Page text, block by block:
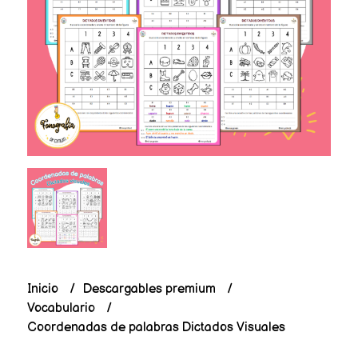
Inicio
Descargables premium
Vocabulario
Coordenadas de palabras Dictados Visuales